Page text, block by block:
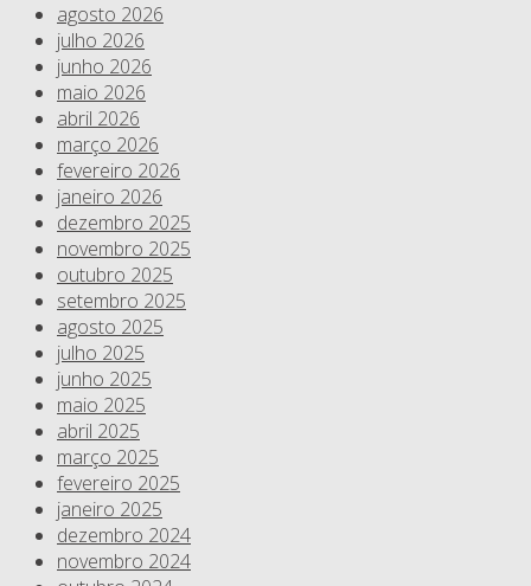
agosto 2026
julho 2026
junho 2026
maio 2026
abril 2026
março 2026
fevereiro 2026
janeiro 2026
dezembro 2025
novembro 2025
outubro 2025
setembro 2025
agosto 2025
julho 2025
junho 2025
maio 2025
abril 2025
março 2025
fevereiro 2025
janeiro 2025
dezembro 2024
novembro 2024